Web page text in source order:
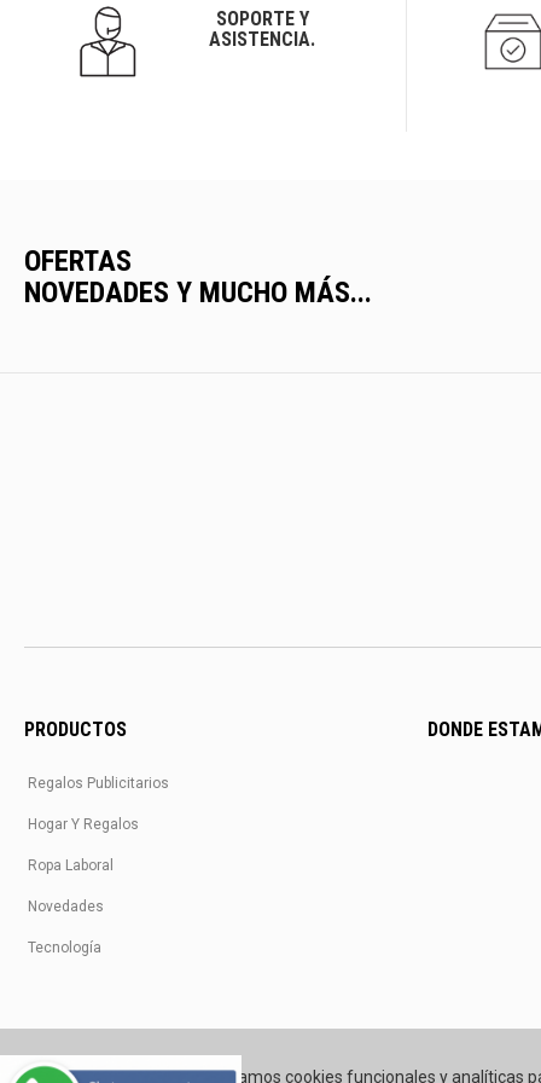
SOPORTE Y
ASISTENCIA.
OFERTAS
NOVEDADES Y MUCHO MÁS...
PRODUCTOS
Regalos Publicitarios
Hogar Y Regalos
Ropa Laboral
Novedades
Tecnología
DONDE
Utilizamos cookies funcionales y analíticas